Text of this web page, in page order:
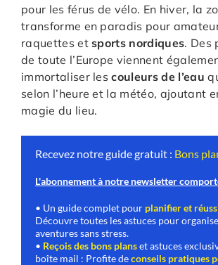
pour les férus de vélo. En hiver, la
transforme en paradis pour
raquettes etsports nordiques. Des
de toute l’Europe viennent
immortaliser lescouleurs de l’eau
selon l’heure et la météo, ajoutant
magie du lieu.